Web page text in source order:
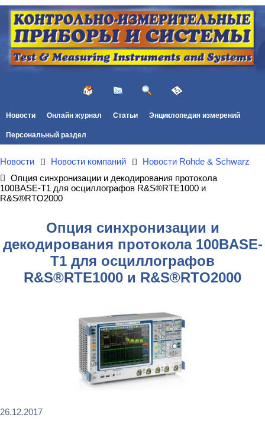
Новости Онлайн журнал Статьи Энциклопедия измерений
Персональный раздел
Новости Новости компаний
Новости Rohde & Schwarz
Опция синхронизации и декодирования протокола
100BASE-T1 для осциллографов R&S®RTE1000 и
R&S®RTO2000
Опция синхронизации и
декодирования протокола 100BASE-
T1 для осциллографов
R&S®RTE1000 и R&S®RTO2000
26.12.2017